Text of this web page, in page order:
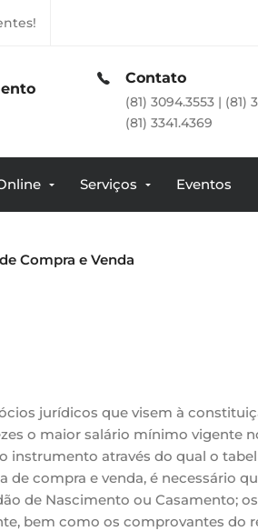
(81) 3094.3553 | (81) 3341.5315
Serviços Eventos
Compra e Venda
jurídicos que visem à
o maior salário mínimo vigente
instrumento através do qual o
de compra e venda, é necessário
de Nascimento ou
bem como os comprovantes